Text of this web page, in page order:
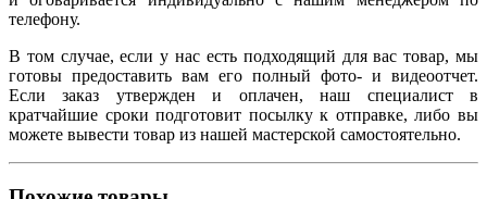
телефону.
В том случае, если у нас есть подходящий для вас товар, мы
готовы предоставить вам его полный фото- и видеоотчет.
Если заказ утвержден и оплачен, наш специалист в
кратчайшие сроки подготовит посылку к отправке, либо вы
можете вывести товар из нашей мастерской самостоятельно.